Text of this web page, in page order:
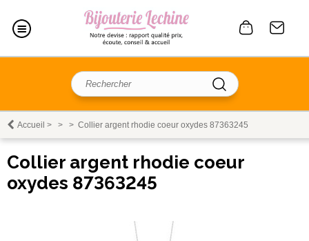
Accueil > > > Collier argent rhodie coeur oxydes 87363245
Collier argent rhodie coeur
oxydes 87363245